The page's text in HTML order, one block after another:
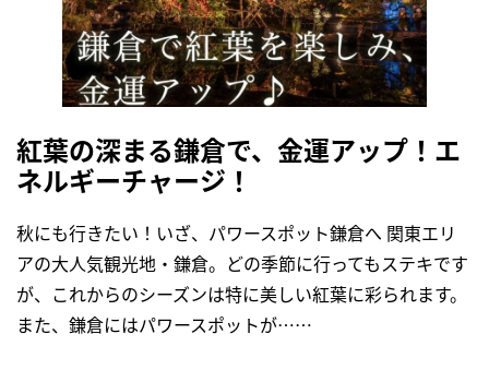
紅葉の深まる鎌倉で、金運アップ！エ
ネルギーチャージ！
秋にも行きたい！いざ、パワースポット鎌倉へ 関東エリ
アの大人気観光地・鎌倉。どの季節に行ってもステキです
が、これからのシーズンは特に美しい紅葉に彩られます。
また、鎌倉にはパワースポットが……